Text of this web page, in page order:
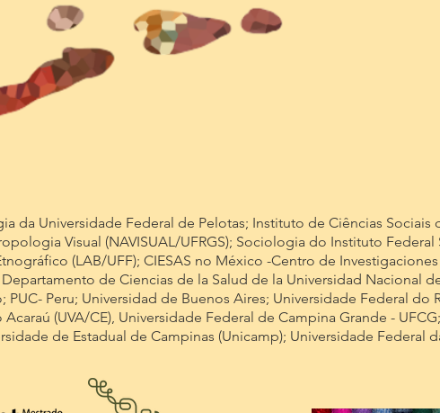
da Universidade Federal de Pelotas; Instituto de Ciências Sociais
Visual (NAVISUAL/UFRGS); Sociologia do Instituto Federal
(LAB/UFF); CIESAS no México -Centro de
de Ciencias de la Salud de la Universidad Nacional
PUC- Peru; Universidad de Buenos Aires; Universidade Federal do
(UVA/CE), Universidade Federal de Campina Grande -
de Estadual de Campinas (Unicamp); Universidade Federal